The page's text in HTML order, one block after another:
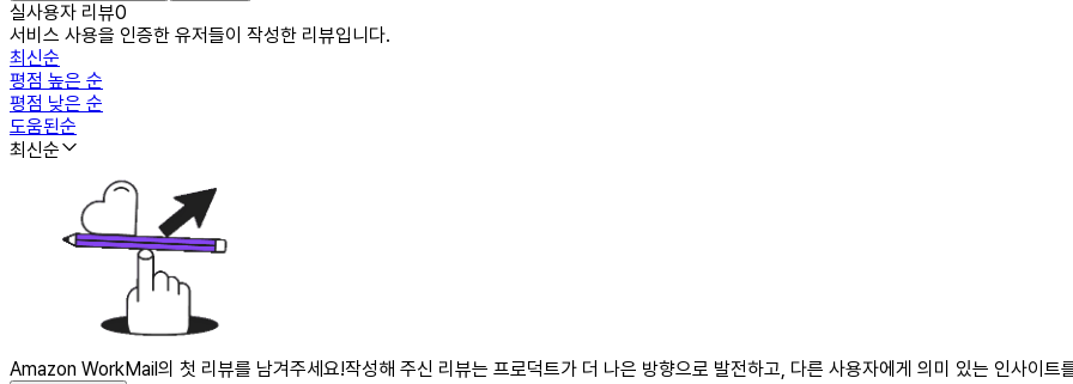
실사용자 리뷰0
서비스 사용을 인증한 유저들이 작성한 리뷰입니다.
최신순
평점 높은 순
평점 낮은 순
도움된순
최신순
Amazon WorkMail의 첫 리뷰를 남겨주세요!작성해 주신 리뷰는 프로덕트가 더 나은 방향으로 발전하고, 다른 사용자에게 의미 있는 인사이트